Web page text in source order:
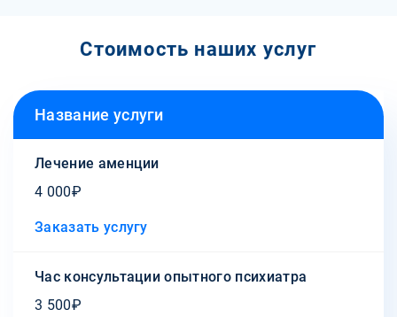
Стоимость наших услуг
Название услуги
Лечение аменции
4 000₽
Заказать услугу
Час консультации опытного психиатра
3 500₽